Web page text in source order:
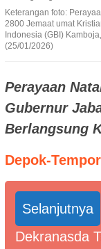
Keterangan foto:
2800 Jemaat umat
Indonesia (GBI)
(25/01/2026)
Perayaan
Gubernur
Berlangsung
Depok-
Selanjutnya
Dekranasda